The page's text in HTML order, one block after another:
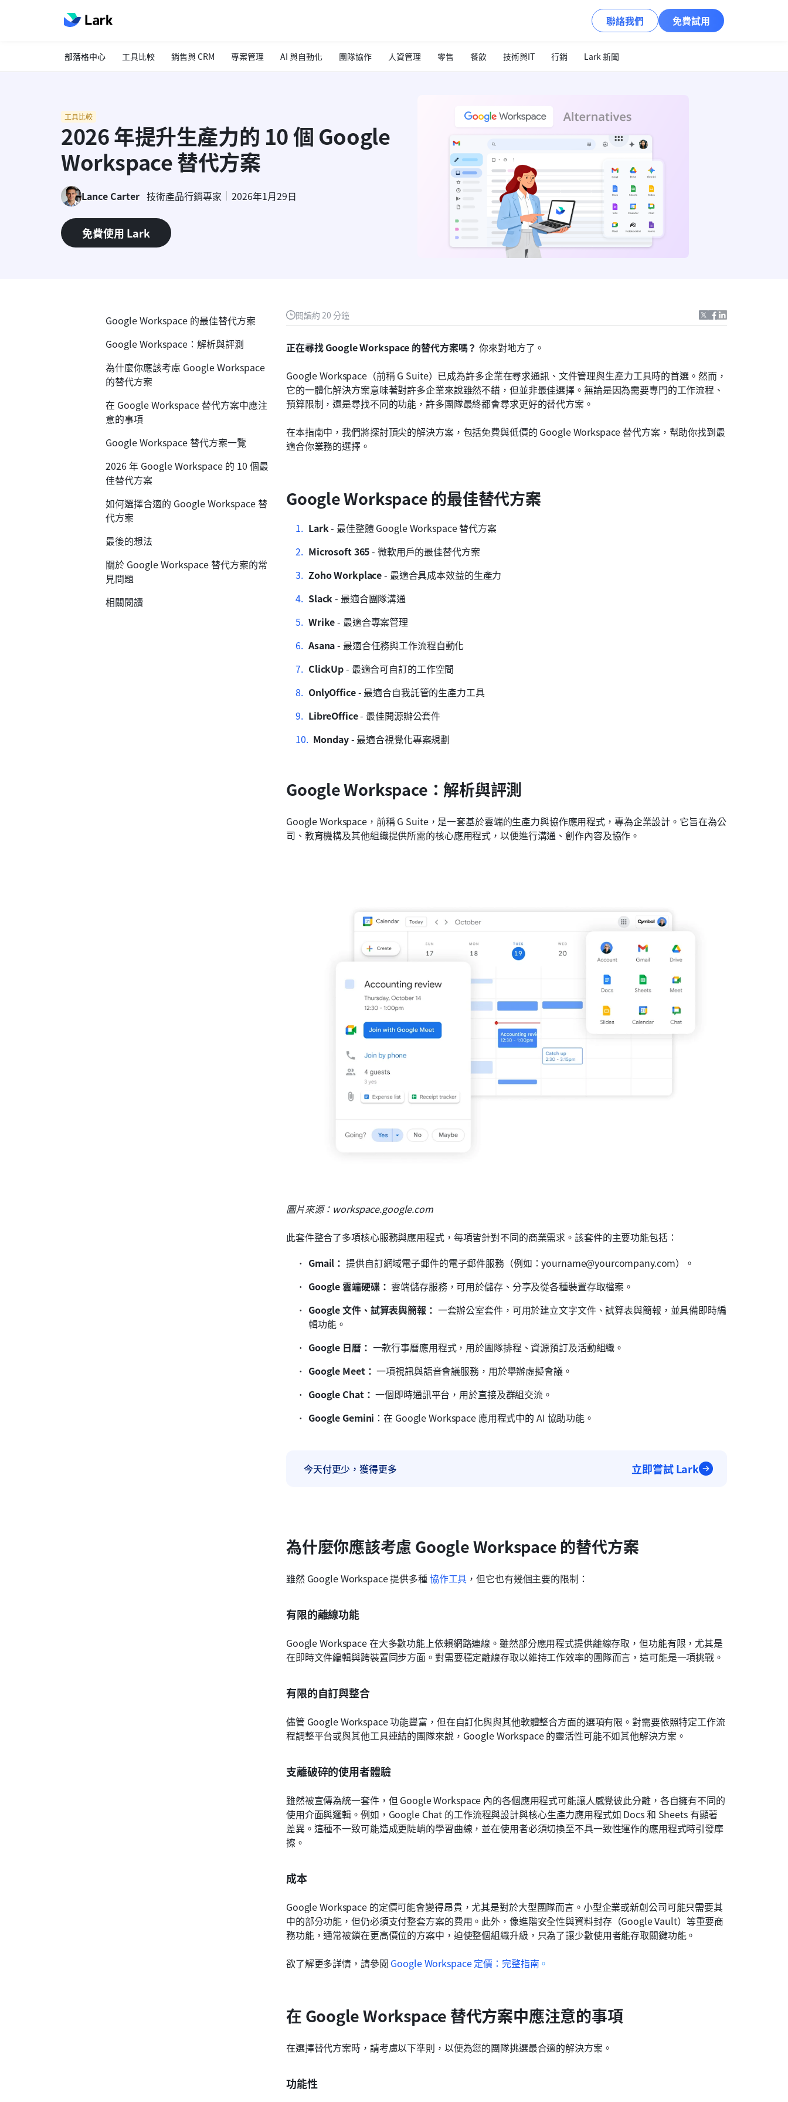
聯絡我們 免費試用
部落格中心 工具比較 銷售與 CRM 專案管理 AI 與自動化 團隊協作 人資管理 零售 餐飲 技術與IT 行銷 Lark 新聞
工具比較
2026 年提升生產力的 10 個 Google
Workspace 替代方案
Lance Carter 技術產品行銷專家 2026年1月29日
免費使用 Lark
閱讀約 20 分鐘
正在尋找 Google Workspace 的替代方案嗎？ 你來對地方了。
Google Workspace（前稱 G Suite）已成為許多企業在尋求通訊、文件管理與生產力工具時的首選。然而，
它的一體化解決方案意味著對許多企業來說雖然不錯，但並非最佳選擇。無論是因為需要專門的工作流程、
預算限制，還是尋找不同的功能，許多團隊最終都會尋求更好的替代方案。
在本指南中，我們將探討頂尖的解決方案，包括免費與低價的 Google Workspace 替代方案，幫助你找到最
適合你業務的選擇。
Google Workspace 的最佳替代方案
Lark - 最佳整體 Google Workspace 替代方案
Microsoft 365 - 微軟用戶的最佳替代方案
Zoho Workplace - 最適合具成本效益的生產力
Slack - 最適合團隊溝通
Wrike - 最適合專案管理
Asana - 最適合任務與工作流程自動化
ClickUp - 最適合可自訂的工作空間
OnlyOffice - 最適合自我託管的生產力工具
LibreOffice - 最佳開源辦公套件
Monday - 最適合視覺化專案規劃
Google Workspace：解析與評測
Google Workspace，前稱 G Suite，是一套基於雲端的生產力與協作應用程式，專為企業設計。它旨在為公
司、教育機構及其他組織提供所需的核心應用程式，以便進行溝通、創作內容及協作。
圖片來源：workspace.google.com
此套件整合了多項核心服務與應用程式，每項皆針對不同的商業需求。該套件的主要功能包括：
Gmail： 提供自訂網域電子郵件的電子郵件服務（例如：yourname@yourcompany.com）。
Google 雲端硬碟： 雲端儲存服務，可用於儲存、分享及從各種裝置存取檔案。
Google 文件、試算表與簡報： 一套辦公室套件，可用於建立文字文件、試算表與簡報，並具備即時編
輯功能。
Google 日曆： 一款行事曆應用程式，用於團隊排程、資源預訂及活動組織。
Google Meet： 一項視訊與語音會議服務，用於舉辦虛擬會議。
Google Chat： 一個即時通訊平台，用於直接及群組交流。
Google Gemini ：在 Google Workspace 應用程式中的 AI 協助功能。
今天付更少，獲得更多 立即嘗試 Lark
為什麼你應該考慮 Google Workspace 的替代方案
雖然 Google Workspace 提供多種 協作工具 ，但它也有幾個主要的限制：
有限的離線功能
Google Workspace 在大多數功能上依賴網路連線。雖然部分應用程式提供離線存取，但功能有限，尤其是
在即時文件編輯與跨裝置同步方面。對需要穩定離線存取以維持工作效率的團隊而言，這可能是一項挑戰。
有限的自訂與整合
儘管 Google Workspace 功能豐富，但在自訂化與與其他軟體整合方面的選項有限。對需要依照特定工作流
程調整平台或與其他工具連結的團隊來說，Google Workspace 的靈活性可能不如其他解決方案。
支離破碎的使用者體驗
雖然被宣傳為統一套件，但 Google Workspace 內的各個應用程式可能讓人感覺彼此分離，各自擁有不同的
使用介面與邏輯。例如，Google Chat 的工作流程與設計與核心生產力應用程式如 Docs 和 Sheets 有顯著
差異。這種不一致可能造成更陡峭的學習曲線，並在使用者必須切換至不具一致性運作的應用程式時引發摩
擦。
成本
Google Workspace 的定價可能會變得昂貴，尤其是對於大型團隊而言。小型企業或新創公司可能只需要其
中的部分功能，但仍必須支付整套方案的費用。此外，像進階安全性與資料封存（Google Vault）等重要商
務功能，通常被鎖在更高價位的方案中，迫使整個組織升級，只為了讓少數使用者能存取關鍵功能。
欲了解更多詳情，請參閱 Google Workspace 定價：完整指南 。
在 Google Workspace 替代方案中應注意的事項
在選擇替代方案時，請考慮以下準則，以便為您的團隊挑選最合適的解決方案。
功能性
Google Workspace 的最佳替代方案
Google Workspace：解析與評測
為什麼你應該考慮 Google Workspace
的替代方案
在 Google Workspace 替代方案中應注
意的事項
Google Workspace 替代方案一覽
2026 年 Google Workspace 的 10 個最
佳替代方案
如何選擇合適的 Google Workspace 替
代方案
最後的想法
關於 Google Workspace 替代方案的常
見問題
相關閱讀